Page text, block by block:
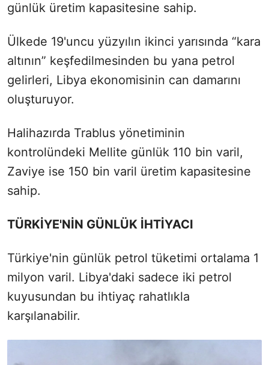
günlük üretim kapasitesine sahip.
Ülkede 19'uncu yüzyılın ikinci yarısında “kara
altının” keşfedilmesinden bu yana petrol
gelirleri, Libya ekonomisinin can damarını
oluşturuyor.
Halihazırda Trablus yönetiminin
kontrolündeki Mellite günlük 110 bin varil,
Zaviye ise 150 bin varil üretim kapasitesine
sahip.
TÜRKİYE'NİN GÜNLÜK İHTİYACI
Türkiye'nin günlük petrol tüketimi ortalama 1
milyon varil. Libya'daki sadece iki petrol
kuyusundan bu ihtiyaç rahatlıkla
karşılanabilir.